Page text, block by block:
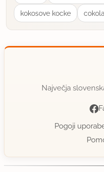
kokosove kocke
Največja
Pogoji